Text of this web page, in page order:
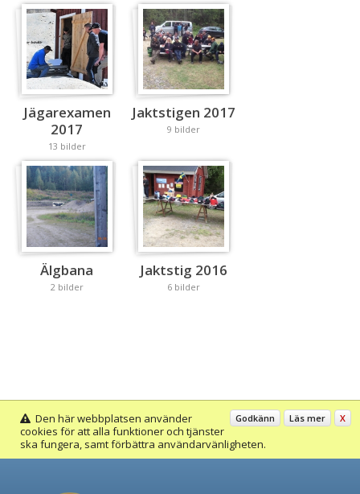
Jägarexamen
2017
13 bilder
Jaktstigen 2017
9 bilder
Älgbana
2 bilder
Jaktstig 2016
6 bilder
Godkänn Läs mer X
Den här webbplatsen använder
cookies för att alla funktioner och tjänster
ska fungera, samt förbättra användarvänligheten.